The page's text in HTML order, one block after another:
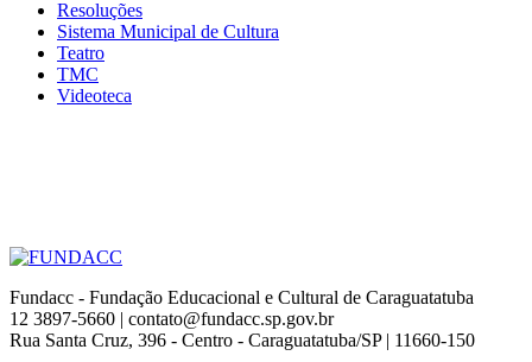
Resoluções
Sistema Municipal de Cultura
Teatro
TMC
Videoteca
Fundacc - Fundação Educacional e Cultural de Caraguatatuba
12 3897-5660 | contato@fundacc.sp.gov.br
Rua Santa Cruz, 396 - Centro - Caraguatatuba/SP | 11660-150